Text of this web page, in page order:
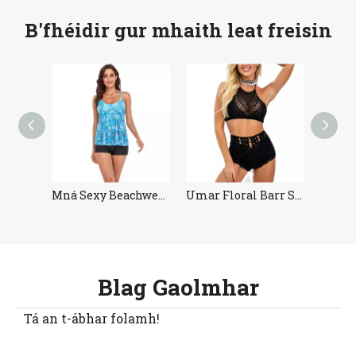
B'fhéidir gur mhaith leat freisin
Mná Sexy Beachwear Tankini Umar Floral Barr Swimsuit Tankini
Blag Gaolmhar
Tá an t-ábhar folamh!